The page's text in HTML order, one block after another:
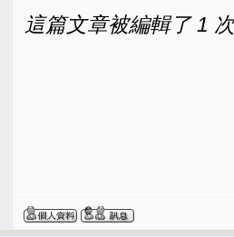
這篇文章被編輯了 1